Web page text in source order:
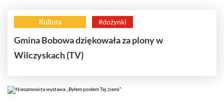
Kultura #dożynki
Gmina Bobowa dziękowała za plony w
Wilczyskach (TV)